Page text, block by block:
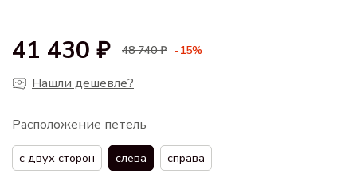
41 430 ₽ 48 740 ₽ -15%
Нашли дешевле?
Расположение петель
с двух сторон слева справа